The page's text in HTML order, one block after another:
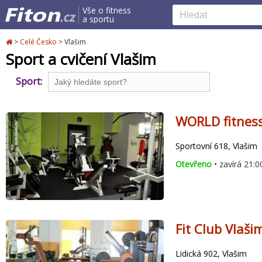
Vše o fitness
a sportu
> Celé Česko >Vlašim
Sport a cvičení Vlašim
Sport:
WORLD
Sportovní 618, Vlašim
Otevřeno • zavírá
Fit Club
Lidická 902, Vlašim